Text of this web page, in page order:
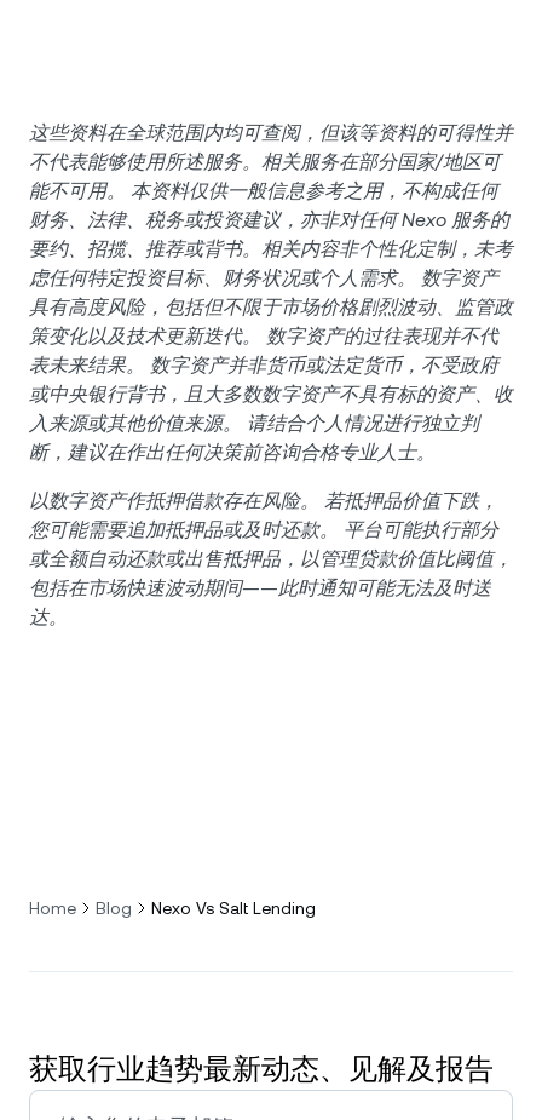
这些资料在全球范围内均可查阅，但该等资料的可得性并
不代表能够使用所述服务。相关服务在部分国家/地区可
能不可用。 本资料仅供一般信息参考之用，不构成任何
财务、法律、税务或投资建议，亦非对任何 Nexo 服务的
要约、招揽、推荐或背书。相关内容非个性化定制，未考
虑任何特定投资目标、财务状况或个人需求。 数字资产
具有高度风险，包括但不限于市场价格剧烈波动、监管政
策变化以及技术更新迭代。 数字资产的过往表现并不代
表未来结果。 数字资产并非货币或法定货币，不受政府
或中央银行背书，且大多数数字资产不具有标的资产、收
入来源或其他价值来源。 请结合个人情况进行独立判
断，建议在作出任何决策前咨询合格专业人士。
以数字资产作抵押借款存在风险。 若抵押品价值下跌，
您可能需要追加抵押品或及时还款。 平台可能执行部分
或全额自动还款或出售抵押品，以管理贷款价值比阈值，
包括在市场快速波动期间——此时通知可能无法及时送
达。
Home Blog Nexo Vs Salt Lending
获取行业趋势最新动态、见解及报告